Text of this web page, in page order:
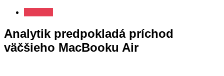
Analytik predpokladá príchod
väčšieho MacBooku Air